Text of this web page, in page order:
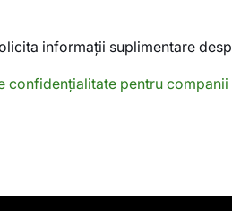
informații suplimentare
confidențialitate pentru companii